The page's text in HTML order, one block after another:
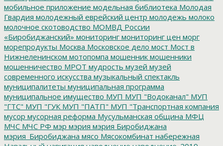
мобильное приложение модельная библиотека Молодая
Гвардия молодежный еврейский центр молодежь молоко
молочное скотоводство МОМВД России
«Биробиджанский» мониторинг мониторинг цен морг
морепродукты Москва Московское дело мост Мост в
Нижнеленинском мотопомпа мошенник мошенники
мошенничество МРОТ мудрость музей музей
современного искусства музыкальный спектакль
муниципалитеты муниципальная программа
муниципальное имущество МУП МУП "Водоканал" МУП
"ГТС" МУП "ГУК МУП "ПАТП" МУП "Транспортная компания
мусор мусорная реформа Мусульманская община МФЦ
МЧС МЧС РФ мэр мэрия мэрия Биробиджана
мэрия_Биробиджана мясо Мясокомбинат набережная